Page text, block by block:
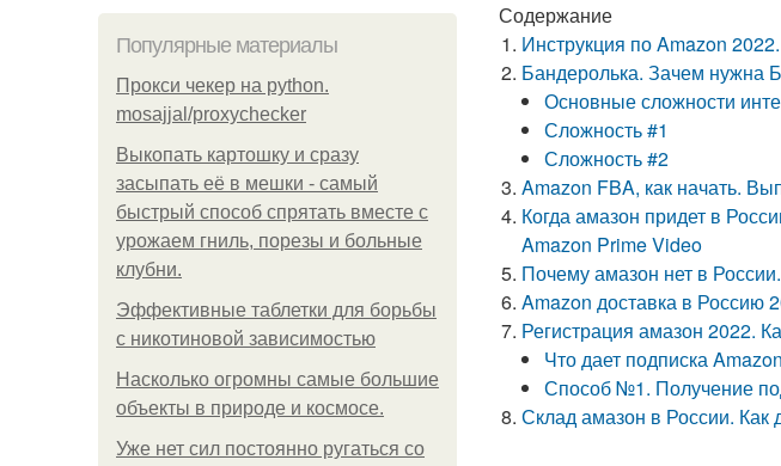
Популярные материалы
Прокси чекер на python.
mosajjal/proxychecker
Выкопать картошку и сразу
засыпать её в мешки - самый
быстрый способ спрятать вместе с
урожаем гниль, порезы и больные
клубни.
Эффективные таблетки для борьбы
с никотиновой зависимостью
Насколько огромны самые большие
объекты в природе и космосе.
Уже нет сил постоянно ругаться со
Содержание
Инструкция по Amazon
Бандеролька. Зачем нужна
Основные сложности
Сложность #1
Сложность #2
Amazon FBA, как начать.
Когда амазон придет в
Amazon Prime Video
Почему амазон нет в
Amazon доставка в Россию
Регистрация амазон 2022.
Что дает подписка
Способ №1. Получение
Склад амазон в России. Как